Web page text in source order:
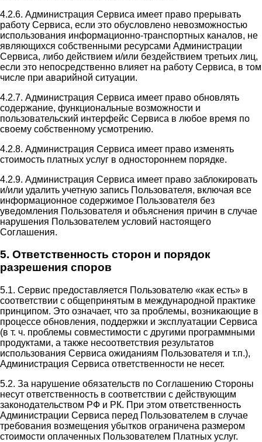
4.2.6. Администрация Сервиса имеет право прерывать
работу Сервиса, если это обусловлено невозможностью
использования информационно-транспортных каналов, не
являющихся собственными ресурсами Администрации
Сервиса, либо действием и/или бездействием третьих лиц,
если это непосредственно влияет на работу Сервиса, в том
числе при аварийной ситуации.
4.2.7. Администрация Сервиса имеет право обновлять
содержание, функциональные возможности и
пользовательский интерфейс Сервиса в любое время по
своему собственному усмотрению.
4.2.8. Администрация Сервиса имеет право изменять
стоимость платных услуг в одностороннем порядке.
4.2.9. Администрация Сервиса имеет право заблокировать
и/или удалить учетную запись Пользователя, включая все
информационное содержимое Пользователя без
уведомления Пользователя и объяснения причин в случае
нарушения Пользователем условий настоящего
Соглашения.
5. Ответственность сторон и порядок
разрешения споров
5.1. Сервис предоставляется Пользователю «как есть» в
соответствии с общепринятым в международной практике
принципом. Это означает, что за проблемы, возникающие в
процессе обновления, поддержки и эксплуатации Сервиса
(в т. ч. проблемы совместимости с другими программными
продуктами, а также несоответствия результатов
использования Сервиса ожиданиям Пользователя и т.п.),
Администрация Сервиса ответственности не несет.
5.2. За нарушение обязательств по Соглашению Стороны
несут ответственность в соответствии с действующим
законодательством РФ и РК. При этом ответственность
Администрации Сервиса перед Пользователем в случае
требования возмещения убытков ограничена размером
стоимости оплаченных Пользователем Платных услуг.